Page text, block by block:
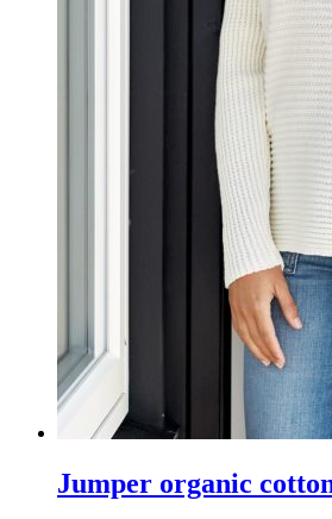
Jumper organic